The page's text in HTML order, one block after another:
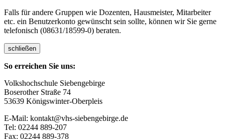
Falls für andere Gruppen wie Dozenten, Hausmeister, Mitarbeiter
etc. ein Benutzerkonto gewünscht sein sollte, können wir Sie gerne
telefonisch (08631/18599-0) beraten.
schließen
So erreichen Sie uns:
Volkshochschule Siebengebirge
Boserother Straße 74
53639 Königswinter-Oberpleis
E-Mail: kontakt@vhs-siebengebirge.de
Tel: 02244 889-207
Fax: 02244 889-378